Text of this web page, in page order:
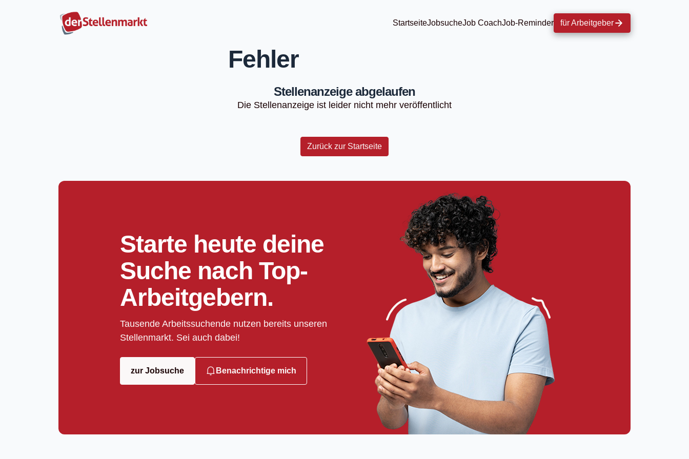
StartseiteJobsucheJob CoachJob-Reminder für Arbeitgeber
Fehler
Stellenanzeige abgelaufen
Die Stellenanzeige ist leider nicht mehr veröffentlicht
Zurück zur Startseite
Starte heute deine
Suche nach Top-
Arbeitgebern.
Tausende Arbeitssuchende nutzen bereits unseren
Stellenmarkt. Sei auch dabei!
zur Jobsuche Benachrichtige mich